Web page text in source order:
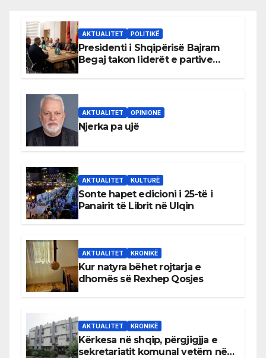
AKTUALITET POLITIKË
Presidenti i Shqipërisë Bajram
Begaj takon liderët e partive
AKTUALITET OPINIONE
Njerka pa ujë
AKTUALITET KULTURË
Sonte hapet edicioni i 25-të i
Panairit të Librit në Ulqin
AKTUALITET KRONIKË
Kur natyra bëhet rojtarja e
dhomës së Rexhep Qosjes
AKTUALITET KRONIKË
Kërkesa në shqip, përgjigjja e
sekretariatit komunal vetëm në